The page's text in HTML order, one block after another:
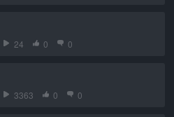
24 0 0
3363 0 0